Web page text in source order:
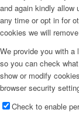
and again kindly allow
any time or opt in for
cookies we will
We provide you with a
so you can check
show or modify
browser security
Check to enable